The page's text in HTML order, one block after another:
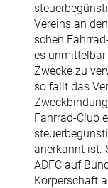
Vereins an
schen
es
Zwecke zu
so fällt das
Fahrrad-Club
anerkannt ist.
ADFC auf
Körperschaft